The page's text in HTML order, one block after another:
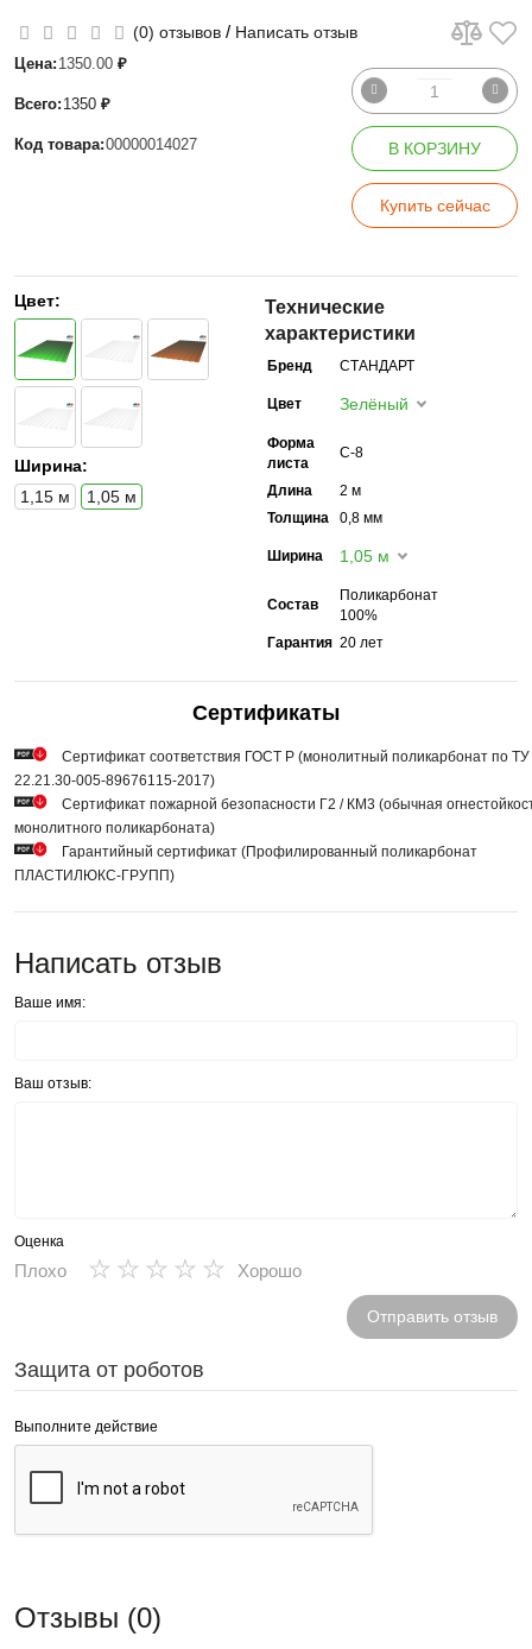
(0) отзывов / Написать отзыв
Цена: 1350.00 ₽
Всего: 1350 ₽
Код товара:00000014027 В КОРЗИНУ
Купить сейчас
Цвет:
Ширина:
1,15 м
1,05 м
Технические
характеристики
Бренд СТАНДАРТ
Цвет Зелёный
Форма
листа
С-8
Длина
2 м
Толщина
0,8 мм
Ширина 1,05 м
Состав
Поликарбонат
100%
Гарантия 20 лет
Сертификаты
Сертификат соответствия ГОСТ Р (монолитный поликарбонат по ТУ
22.21.30-005-89676115-2017)
Сертификат пожарной безопасности Г2 / КМ3 (обычная
монолитного поликарбоната)
Гарантийный сертификат (Профилированный поликарбонат
ПЛАСТИЛЮКС-ГРУПП)
Написать отзыв
Ваше имя:
Ваш отзыв:
Оценка
Плохо ★
★
★
★
★ Хорошо
Отправить отзыв
Защита от роботов
Выполните действие
Отзывы (0)